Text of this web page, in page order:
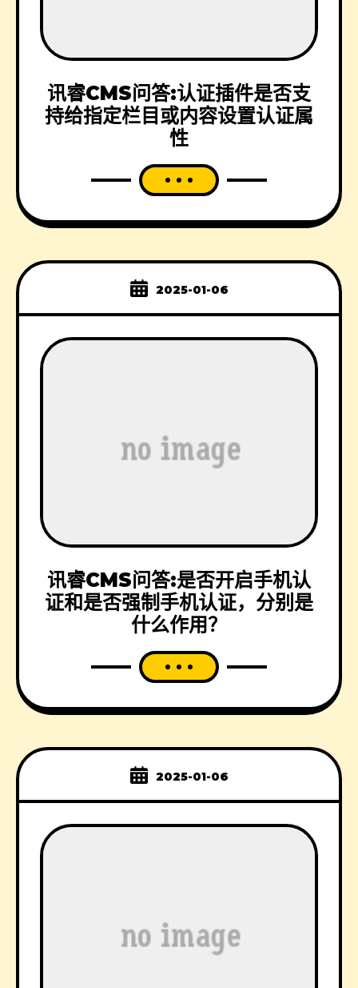
讯睿CMS问答:认证插件是否支
持给指定栏目或内容设置认证属
性
2025-01-06
讯睿CMS问答:是否开启手机认
证和是否强制手机认证，分别是
什么作用？
2025-01-06